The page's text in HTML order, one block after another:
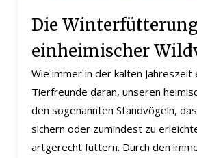
Die
einheimischer
Wie immer in der kalten Jahreszeit
Tierfreunde daran, unseren
den sogenannten Standvögeln,
sichern oder zumindest zu
artgerecht füttern. Durch den